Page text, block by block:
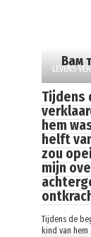
Вам
LEVENS
Tijdens
hem
helft
zou
mijn
Tijdens de
kind van hem